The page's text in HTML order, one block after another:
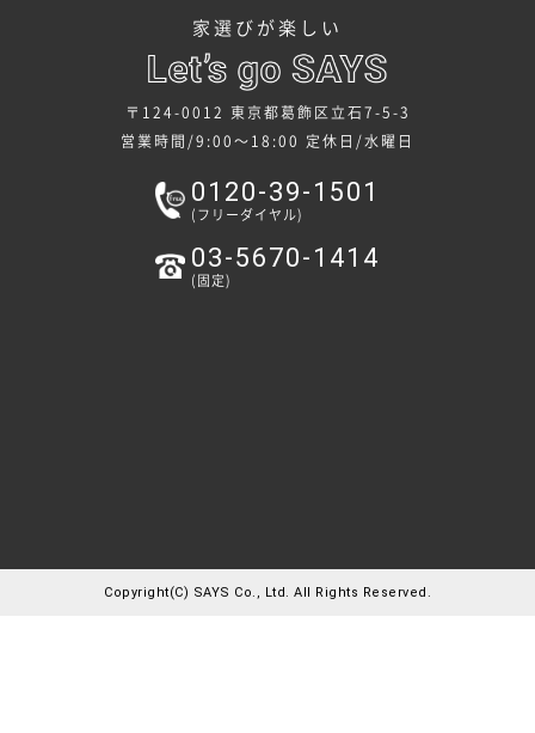
家選びが楽しい
〒124-0012 東京都葛飾区立石7-5-3
営業時間/9:00～18:00 定休日/水曜日
0120-39-1501
(フリーダイヤル)
03-5670-1414
(固定)
Copyright(C) SAYS Co., Ltd. All Rights Reserved.